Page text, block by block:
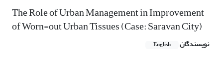
The Role of Urban Management in Improvement
of Worn-out Urban Tissues (Case: Saravan City)
نویسندگان English